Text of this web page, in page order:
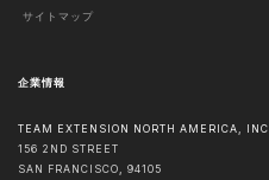
サイトマップ
企業情報
TEAM EXTENSION NORTH AMERICA, INC
156 2ND STREET
SAN FRANCISCO, 94105